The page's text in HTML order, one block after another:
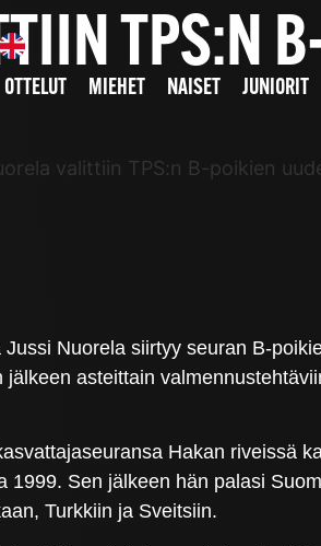
OTTELUT MIEHET NAISET JUNIORIT
TPS:N
valittiin TPS:n B-poikien
Nuorela siirtyy seuran B-
asteittain
Hakan riveissä
Sen jälkeen hän palasi
Turkkiin ja Sveitsiin.